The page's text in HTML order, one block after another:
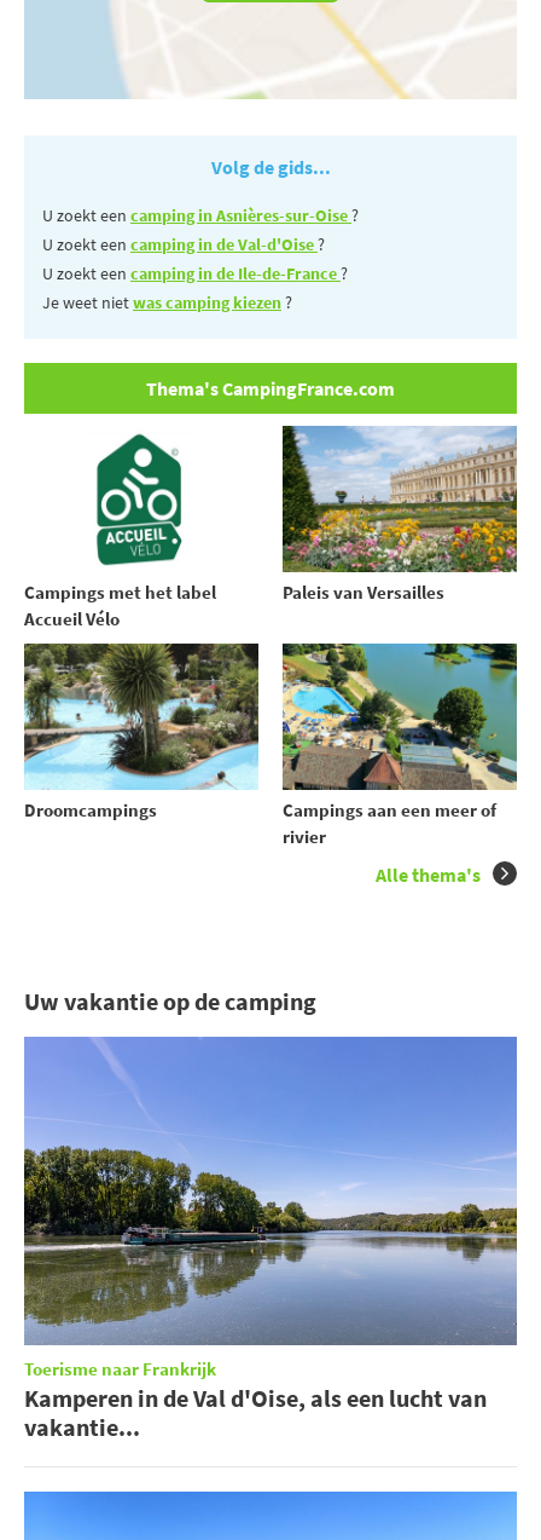
Volg de gids...
U zoekt een camping in Asnières-sur-Oise?
U zoekt een camping in de Val-d'Oise?
U zoekt een camping in de Ile-de-France?
Je weet nietwas camping kiezen?
Thema's CampingFrance.com
Campings met het label
Accueil Vélo
Paleis van Versailles
Droomcampings
Campings aan een meer of
rivier
Alle thema's
Uw vakantie op de camping
Toerisme naar Frankrijk
Kamperen in de Val d'Oise, als een lucht van
vakantie...